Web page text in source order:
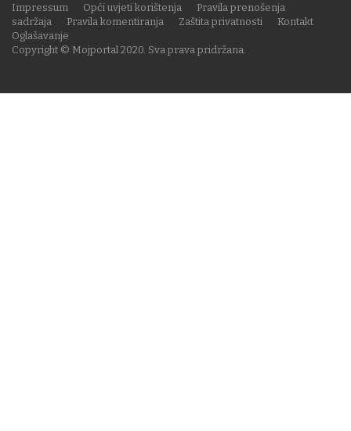
Copyright © Mojportal 2020. Sva prava pridržana.
Impressum Opći uvjeti korištenja
Pravila prenošenja
sadržaja
Pravila komentiranja Zaštita privatnosti
Kontakt
Oglašavanje